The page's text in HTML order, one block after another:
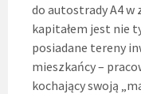
do autostrady A4 w
kapitałem jest nie
posiadane tereny
mieszkańcy –
kochający swoją